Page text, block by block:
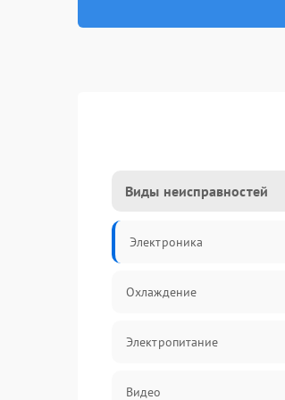
Виды неисправностей
Электроника
Охлаждение
Электропитание
Видео